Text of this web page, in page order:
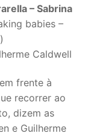
– Sabrina
babies –
Caldwell
frente à
recorrer ao
dizem as
e Guilherme